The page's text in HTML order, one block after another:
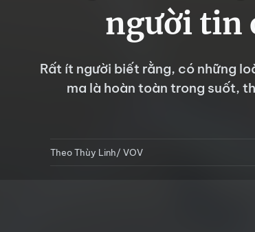
người tin
Rất ít người biết rằng, có những
ma là hoàn toàn trong suốt,
Theo Thùy Linh/ VOV